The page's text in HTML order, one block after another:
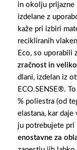
in okolju prijazne
izdelane z
kaže pri izbiri
recikliranih
Eco, so uporabili
zračnost in
dlani, izdelan iz
ECO.SENSE®.
% poliestra (od
elastana, kar daje
ju potrebujete
enostavne za